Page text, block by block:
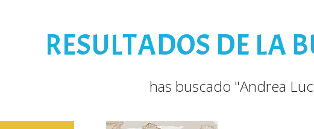
RESULTADOS DE LA
has buscado "Andrea